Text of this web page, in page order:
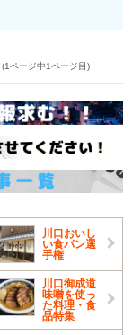
ページ中1ページ目)
川口おいし
い食パン選
手権
川口御成道
味噌を使っ
た料理・食
品特集